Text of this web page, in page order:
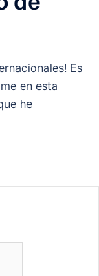
Es
en esta
he